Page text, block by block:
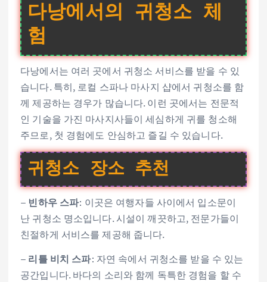
다낭에서의 귀청소 체
험
다낭에서는 여러 곳에서 귀청소 서비스를 받을 수 있
습니다. 특히, 로컬 스파나 마사지 샵에서 귀청소를 함
께 제공하는 경우가 많습니다. 이런 곳에서는 전문적
인 기술을 가진 마사지사들이 세심하게 귀를 청소해
주므로, 첫 경험에도 안심하고 즐길 수 있습니다.
귀청소 장소 추천
– 빈하우 스파: 이곳은 여행자들 사이에서 입소문이
난 귀청소 명소입니다. 시설이 깨끗하고, 전문가들이
친절하게 서비스를 제공해 줍니다.
– 리틀 비치 스파: 자연 속에서 귀청소를 받을 수 있는
공간입니다. 바다의 소리와 함께 독특한 경험을 할 수